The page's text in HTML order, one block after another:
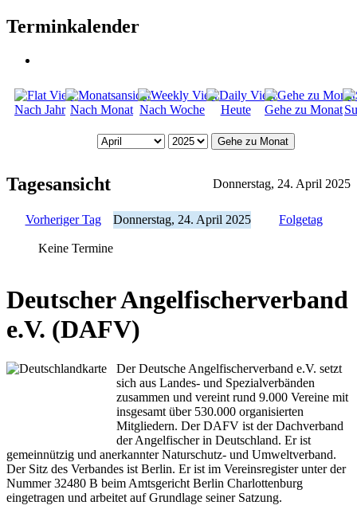
Terminkalender
Nach Jahr Nach Monat Nach Woche Heute Gehe zu Monat
Gehe zu Monat
Tagesansicht Donnerstag, 24. April 2025
Vorheriger Tag Donnerstag, 24. April 2025 Folgetag
Keine Termine
Deutscher Angelfischerverband
e.V. (DAFV)
Der Deutsche Angelfischerverband e.V. setzt
sich aus Landes- und Spezialverbänden
zusammen und vereint rund 9.000 Vereine mit
insgesamt über 530.000 organisierten
Mitgliedern. Der DAFV ist der Dachverband
der Angelfischer in Deutschland. Er ist
gemeinnützig und anerkannter Naturschutz- und Umweltverband.
Der Sitz des Verbandes ist Berlin. Er ist im Vereinsregister unter der
Nummer 32480 B beim Amtsgericht Berlin Charlottenburg
eingetragen und arbeitet auf Grundlage seiner Satzung.